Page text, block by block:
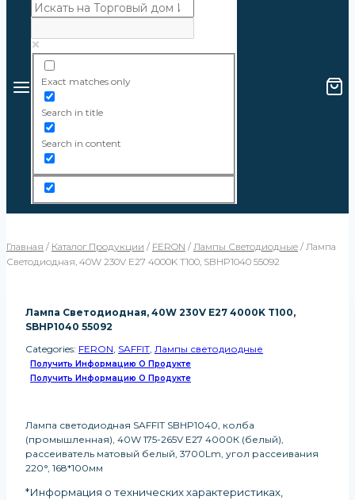
Exact matches only
Search in title
Search in content
Главная / Каталог Продукции / FERON / Лампы Светодиодные / Лампа
Светодиодная, 40W 230V E27 4000K T100, SBHP1040 55092
Лампа Светодиодная, 40W 230V E27 4000K T100,
SBHP1040 55092
Categories: FERON, SAFFIT, Лампы светодиодные
Получить Информацию О Продукте
Получить Информацию О Продукте
Лампа светодиодная SAFFIT SBHP1040, колба
(промышленная), 40W 175-265V E27 4000К (белый),
рассеиватель матовый белый, 3700Lm, угол рассеивания
220°, 168*100мм
*Информация о технических характеристиках,